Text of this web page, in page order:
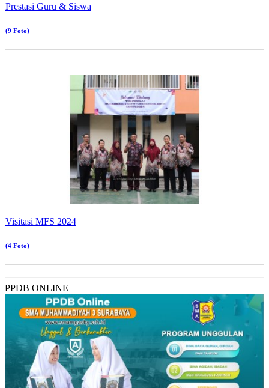
Prestasi Guru & Siswa
(9 Foto)
Visitasi MFS 2024
(4 Foto)
PPDB ONLINE